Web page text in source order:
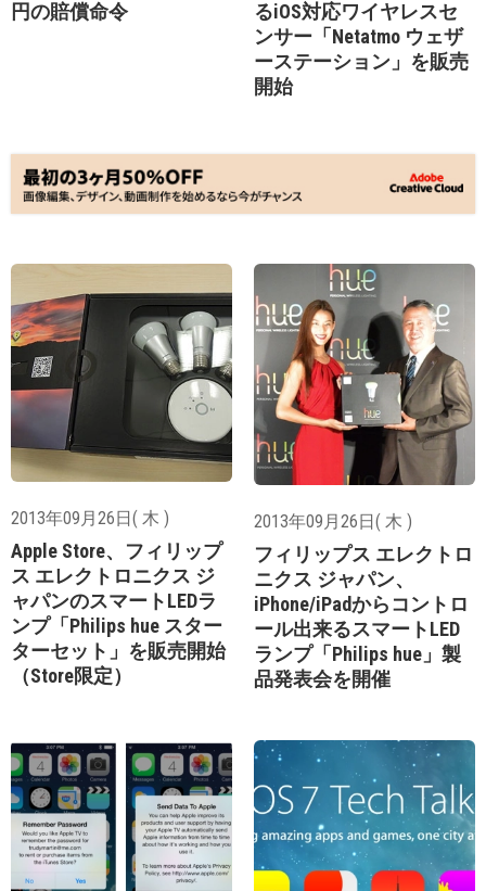
円の賠償命令
るiOS対応ワイヤレスセ
ンサー「Netatmo ウェザ
ーステーション」を販売
開始
2013年09月26日( 木 )
Apple Store、フィリップ
ス エレクトロニクス ジ
ャパンのスマートLEDラ
ンプ「Philips hue スター
ターセット」を販売開始
（Store限定）
2013年09月26日( 木 )
フィリップス エレクトロ
ニクス ジャパン、
iPhone/iPadからコントロ
ール出来るスマートLED
ランプ「Philips hue」製
品発表会を開催